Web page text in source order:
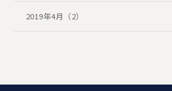
2019年4月（2）